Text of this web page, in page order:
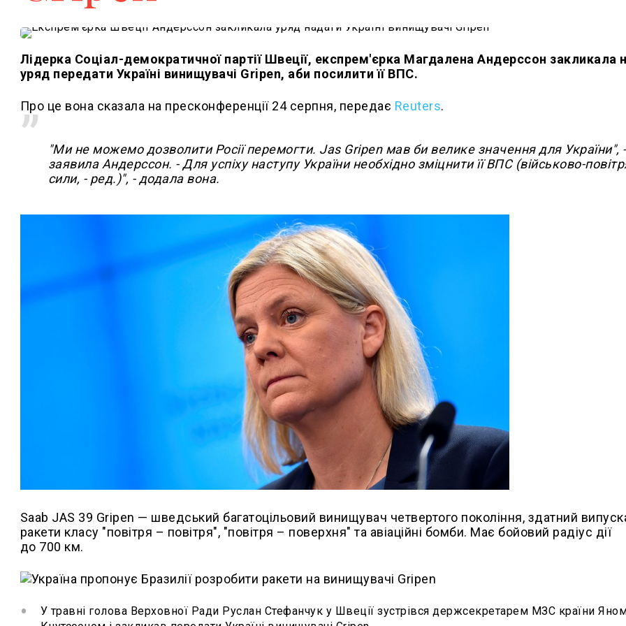
Лідерка Соціал-демократичної партії Швеції, експрем'єрка Магдалена Андерссон закликала
уряд передати Україні винищувачі Gripen, аби посилити її ВПС.
Про це вона сказала на пресконференції 24 серпня, передає Reuters.
"Ми не можемо дозволити Росії перемогти. Jas Gripen мав би велике значення для України", -
заявила Андерссон. - Для успіху наступу України необхідно зміцнити її ВПС (військово-
сили, - ред.)", - додала вона.
Saab JAS 39 Gripen — шведський багатоцільовий винищувач четвертого покоління, здатний
ракети класу "повітря – повітря", "повітря – поверхня" та авіаційні бомби. Має бойовий радіус дії
до 700 км.
У травні голова Верховної Ради Руслан Стефанчук у Швеції зустрівся держсекретарем МЗС країни